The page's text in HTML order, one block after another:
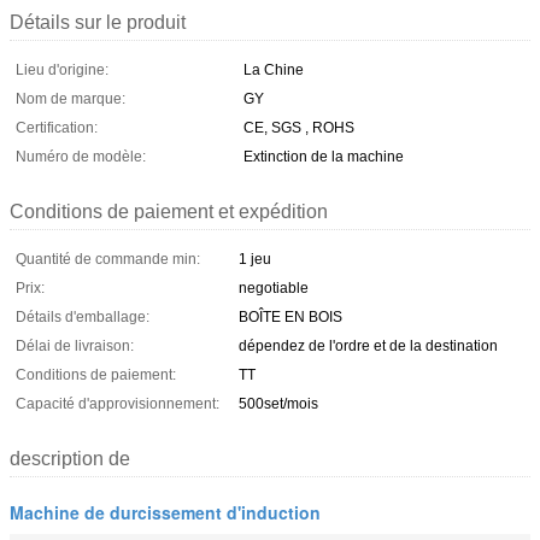
Détails sur le produit
Lieu d'origine:
La Chine
Nom de marque:
GY
Certification:
CE, SGS , ROHS
Numéro de modèle:
Extinction de la machine
Conditions de paiement et expédition
Quantité de commande min:
1 jeu
Prix:
negotiable
Détails d'emballage:
BOÎTE EN BOIS
Délai de livraison:
dépendez de l'ordre et de la destination
Conditions de paiement:
TT
Capacité d'approvisionnement:
500set/mois
description de
Machine de durcissement d'induction